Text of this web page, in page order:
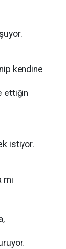
kendine
ettiğin
istiyor.